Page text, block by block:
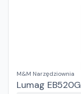
M&M Narzędziownia
Lumag EB520G